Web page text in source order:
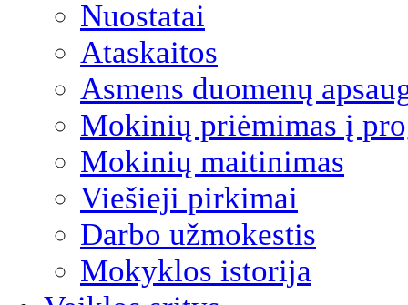
Nuostatai
Ataskaitos
Asmens duomenų
Mokinių priėmimas į
Mokinių maitinimas
Viešieji pirkimai
Darbo užmokestis
Mokyklos istorija